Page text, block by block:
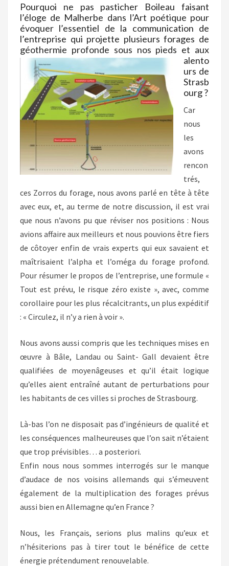
FRANCE…
Pourquoi ne pas pasticher Boileau faisant
l’éloge de Malherbe dans l’Art poétique pour
évoquer l’essentiel de la communication de
l’entreprise qui projette plusieurs forages de
géothermie profonde sous nos pieds et aux
alento
urs de
Strasb
ourg ?
Car
nous
les
avons
rencon
trés,
ces Zorros du forage, nous avons parlé en tête à tête
avec eux, et, au terme de notre discussion, il est vrai
que nous n’avons pu que réviser nos positions : Nous
avions affaire aux meilleurs et nous pouvions être fiers
de côtoyer enfin de vrais experts qui eux savaient et
maîtrisaient l’alpha et l’oméga du forage profond.
Pour résumer le propos de l’entreprise, une formule «
Tout est prévu, le risque zéro existe », avec, comme
corollaire pour les plus récalcitrants, un plus expéditif
: « Circulez, il n’y a rien à voir ».
Nous avons aussi compris que les techniques mises en
œuvre à Bâle, Landau ou Saint- Gall devaient être
qualifiées de moyenâgeuses et qu’il était logique
qu’elles aient entraîné autant de perturbations pour
les habitants de ces villes si proches de Strasbourg.
Là-bas l’on ne disposait pas d’ingénieurs de qualité et
les conséquences malheureuses que l’on sait n’étaient
que trop prévisibles… a posteriori.
Enfin nous nous sommes interrogés sur le manque
d’audace de nos voisins allemands qui s’émeuvent
également de la multiplication des forages prévus
aussi bien en Allemagne qu’en France ?
Nous, les Français, serions plus malins qu’eux et
n’hésiterions pas à tirer tout le bénéfice de cette
énergie prétendument renouvelable.